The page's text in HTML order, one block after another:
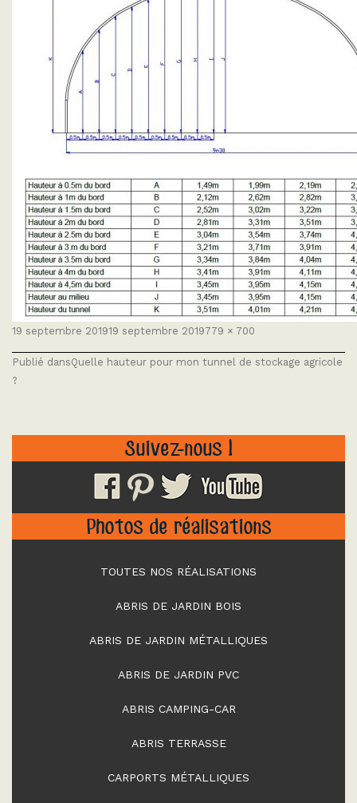
Publié
19 septembre 201919 septembre 2019Taille
779 × 700
NAVIGATION
DE
L’ARTICLE
Publié dansQuelle hauteur pour mon tunnel de stockage agricole
?
Suivez-nous !
Photos de réalisations
TOUTES NOS RÉALISATIONS
ABRIS DE JARDIN BOIS
ABRIS DE JARDIN MÉTALLIQUES
ABRIS DE JARDIN PVC
ABRIS CAMPING-CAR
ABRIS TERRASSE
CARPORTS MÉTALLIQUES